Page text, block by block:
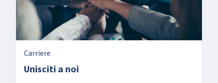
Carriere
Unisciti a noi